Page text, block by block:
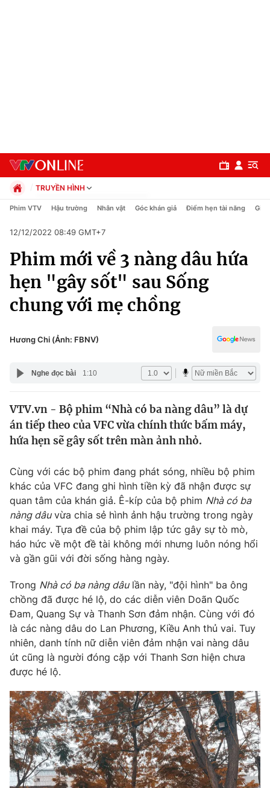
Chuyên mục
Chính trị
Xã hội
Pháp luật
Y tế
Thế giới
Tin tức
Câu chuyện quốc tế
Kinh tế
Tài chính
Thị trường
Góc doanh nghiệp
Dữ liệu và đời sống
Truyền hình
Phim VTV
Hậu trường
Nhân vật
Khán giả
Giải sao mai
Giải trí
Điện ảnh
Âm nhạc
Sao
Đời sống
Du lịch
Làm đẹp
Chất lượng cuộc sống
Giáo dục
Tuyển sinh
Học trực tuyến
Công nghệ
Sản phẩm
Thị trường
Tư vấn
Giao lưu trực tuyến
Lịch phát sóng
Chuyên mục khác
TRUYỀN HÌNH
Chính trị
Pháp luật
Kinh tế
Thể thao
Truyền hình
Văn hóa - Giải trí
Y tế
Công nghệ
Phim VTV Hậu trường Nhân vật Góc khán giả Điểm hẹn tài năng Giải
12/12/2022 08:49 GMT+7
Phim mới về 3 nàng dâu hứa
hẹn "gây sốt" sau Sống
chung với mẹ chồng
Hương Chi (Ảnh: FBNV)
Nghe đọc bài 1:10
VTV.vn - Bộ phim “Nhà có ba nàng dâu” là dự
án tiếp theo của VFC vừa chính thức bấm máy,
hứa hẹn sẽ gây sốt trên màn ảnh nhỏ.
Cùng với các bộ phim đang phát sóng, nhiều bộ phim
khác của VFC đang ghi hình tiền kỳ đã nhận được sự
quan tâm của khán giả. Ê-kíp của bộ phim Nhà có ba
nàng dâuvừa chia sẻ hình ảnh hậu trường trong ngày
khai máy. Tựa đề của bộ phim lập tức gây sự tò mò,
háo hức về một đề tài không mới nhưng luôn nóng hổi
và gần gũi với đời sống hàng ngày.
Trong Nhà có ba nàng dâulần này, "đội hình" ba ông
chồng đã được hé lộ, do các diễn viên Doãn Quốc
Đam, Quang Sự và Thanh Sơn đảm nhận. Cùng với đó
là các nàng dâu do Lan Phương, Kiều Anh thủ vai. Tuy
nhiên, danh tính nữ diễn viên đảm nhận vai nàng dâu
út cũng là người đóng cặp với Thanh Sơn hiện chưa
được hé lộ.